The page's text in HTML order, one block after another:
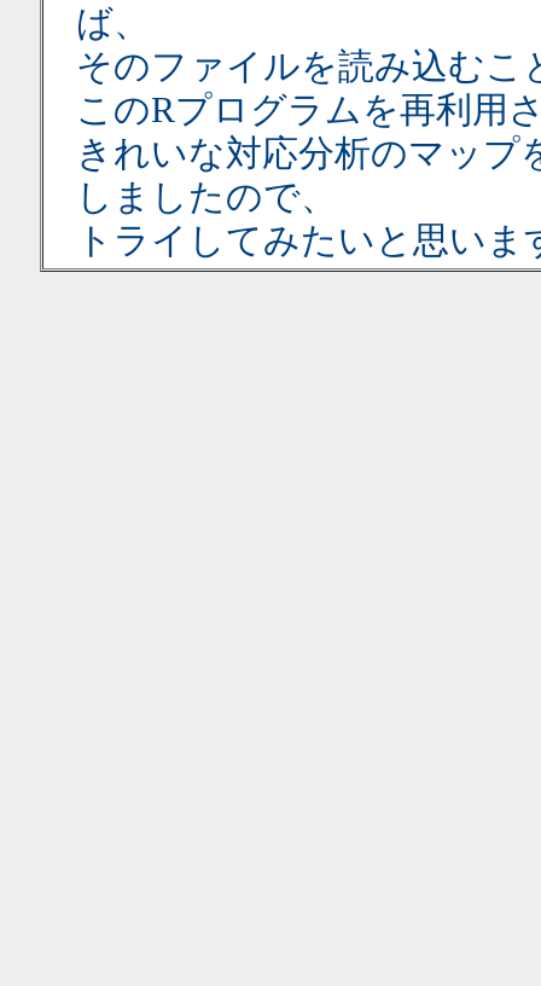
ば、
そのファイルを読み込むこ
このRプログラムを再利用
きれいな対応分析のマッ
しましたので、
トライしてみたいと思いま